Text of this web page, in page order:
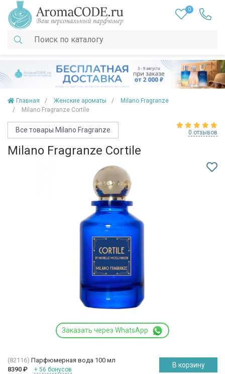
0
Главная Женские ароматы
Milano Fragranze
Milano Fragranze Cortile
Все товары Milano Fragranze 0 отзывов
Milano Fragranze Cortile
Заказать через WhatsApp
(82116) Парфюмерная вода 100 мл
8390 ₽ + 56 бонусов
В корзину